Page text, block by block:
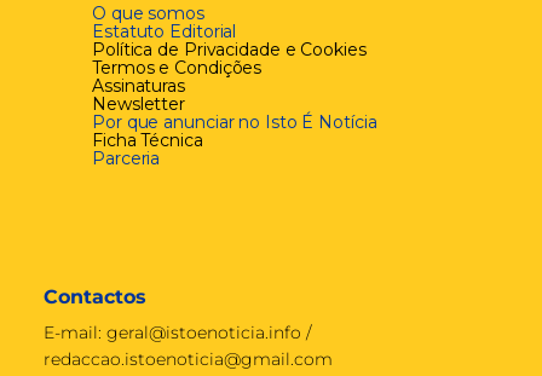
O que somos
Estatuto Editorial
Política de Privacidade e Cookies
Termos e Condições
Assinaturas
Newsletter
Por que anunciar no Isto É Notícia
Ficha Técnica
Parceria
Contactos
E-mail: geral@istoenoticia.info /
redaccao.istoenoticia@gmail.com